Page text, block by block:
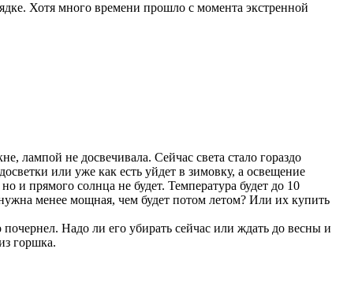
Хотя много времени прошло с момента экстренной
лампой не досвечивала. Сейчас света стало гораздо
или уже как есть уйдет в зимовку, а освещение
и прямого солнца не будет. Температура будет до 10
менее мощная, чем будет потом летом? Или их купить
Надо ли его убирать сейчас или ждать до весны и
горшка.